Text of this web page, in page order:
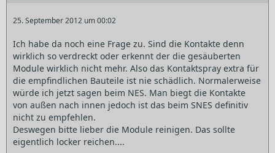
25. September 2012 um 00:02
Ich habe da noch eine Frage zu. Sind die Kontakte denn
wirklich so verdreckt oder erkennt der die gesäuberten
Module wirklich nicht mehr. Also das Kontaktspray extra für
die empfindlichen Bauteile ist nie schädlich. Normalerweise
würde ich jetzt sagen beim NES. Man biegt die Kontakte
von außen nach innen jedoch ist das beim SNES definitiv
nicht zu empfehlen.
Deswegen bitte lieber die Module reinigen. Das sollte
eigentlich locker reichen....